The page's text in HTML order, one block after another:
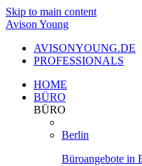
Skip to main content
Avison Young
AVISONYOUNG.DE
PROFESSIONALS
HOME
BÜRO
BÜRO
Berlin
Büroangebote in